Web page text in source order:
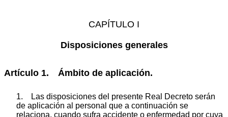
CAPÍTULO I
Disposiciones generales
Artículo 1. Ámbito de aplicación.
1. Las disposiciones del presente Real Decreto serán
de aplicación al personal que a continuación se
relaciona, cuando sufra accidente o enfermedad por cuya